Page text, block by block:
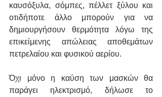
καυσόξυλα, σόμπες, πέλλετ ξύλου και
οτιδήποτε άλλο μπορούν για να
δημιουργήσουν θερμότητα λόγω της
επικείμενης απώλειας αποθεμάτων
πετρελαίου και φυσικού αερίου.
Όχι μόνο η καύση των μασκών θα
παράγει ηλεκτρισμό, δήλωσε το